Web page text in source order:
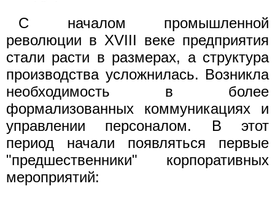
С началом промышленной
революции в XVIII веке предприятия
стали расти в размерах, а структура
производства усложнилась. Возникла
необходимость в более
формализованных коммуникациях и
управлении персоналом. В этот
период начали появляться первые
"предшественники" корпоративных
мероприятий: